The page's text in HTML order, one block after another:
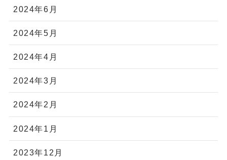
2024年6月
2024年5月
2024年4月
2024年3月
2024年2月
2024年1月
2023年12月